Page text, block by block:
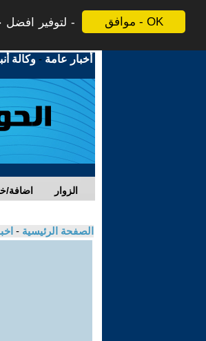
موافق - OK
لتوفير افضل
أخبار عامة -وكالة
اضافة/ الزوار
الصفحة الرئيسية -